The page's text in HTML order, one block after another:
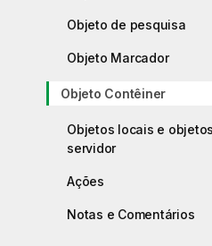
Objeto de pesquisa
Objeto Marcador
Objeto Contêiner
Objetos locais e
servidor
Ações
Notas e Comentários